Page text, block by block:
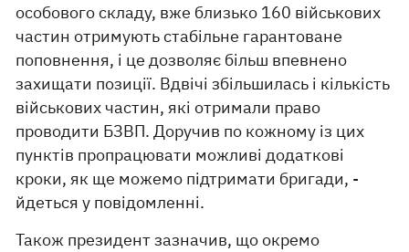
особового складу, вже близько 160 військових
частин отримують стабільне гарантоване
поповнення, і це дозволяє більш впевнено
захищати позиції. Вдвічі збільшилась і кількість
військових частин, які отримали право
проводити БЗВП. Доручив по кожному із цих
пунктів пропрацювати можливі додаткові
кроки, як ще можемо підтримати бригади, -
йдеться у повідомленні.
Також президент зазначив, що окремо